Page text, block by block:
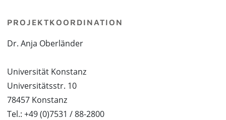
PROJEKTKOORDINATION
Dr. Anja Oberländer
Universität Konstanz
Universitätsstr. 10
78457 Konstanz
Tel.: +49 (0)7531 / 88-2800